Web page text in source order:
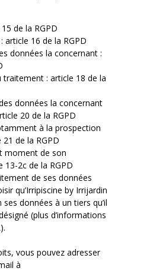
de la RGPD
16 de la RGPD
données la concernant :
: article 18 de la
données la concernant
20 de la RGPD
à la prospection
de la RGPD
moment de son
2c de la RGPD
de ses données
qu’Irripiscine by Irrijardin
données à un tiers qu’il
(plus d’informations
vous pouvez adresser
à